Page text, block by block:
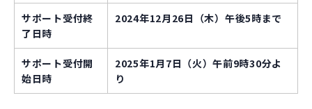
サポート受付終
了日時
2024年12月26日（木）午後5時まで
サポート受付開
始日時
2025年1月7日（火）午前9時30分よ
り